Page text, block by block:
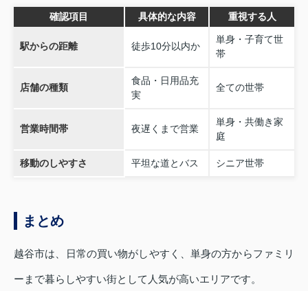
確認項目 具体的な内容 重視する人
駅からの距離 徒歩10分以内か
単身・子育て世
帯
店舗の種類
食品・日用品充
実
全ての世帯
営業時間帯 夜遅くまで営業
単身・共働き家
庭
移動のしやすさ 平坦な道とバス シニア世帯
まとめ
越谷市は、日常の買い物がしやすく、単身の方からファミリ
ーまで暮らしやすい街として人気が高いエリアです。